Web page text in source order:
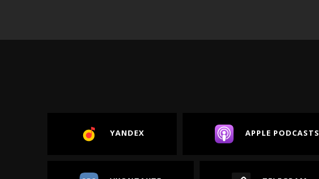
YANDEX APPLE PODCASTS